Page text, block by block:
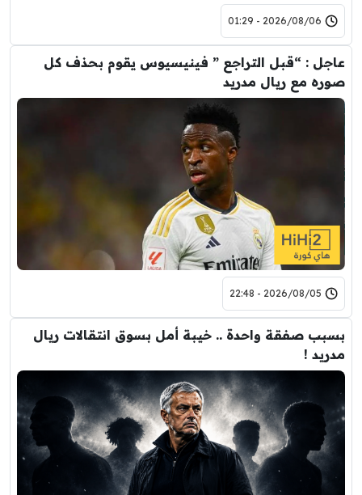
2026/08/06 - 01:29
عاجل : “قبل التراجع ” فينيسيوس يقوم بحذف كل
صوره مع ريال مدريد
2026/08/05 - 22:48
بسبب صفقة واحدة .. خيبة أمل بسوق انتقالات ريال
مدريد !